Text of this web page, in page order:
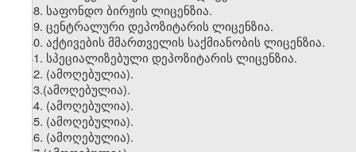
38. საფონდო ბირჟის ლიცენზია.
39. ცენტრალური დეპოზიტარის ლიცენზია.
40. აქტივების მმართველის საქმიანობის ლიცენზია.
41. სპეციალიზებული დეპოზიტარის ლიცენზია.
42. (ამოღებულია).
43.(ამოღებულია).
44. (ამოღებულია).
45. (ამოღებულია).
46. (ამოღებულია).